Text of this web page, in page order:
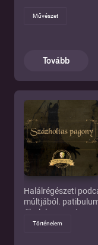
Művészet
Tovább
Halálrégészeti
múltjából.
#halalregeszet
Történelem